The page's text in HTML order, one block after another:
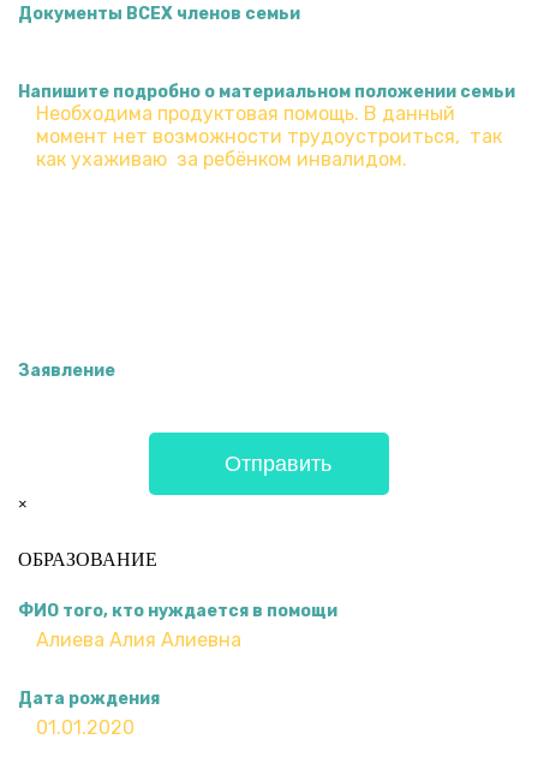
Документы ВСЕХ членов семьи
Напишите подробно о материальном положении семьи
Заявление
×
ОБРАЗОВАНИЕ
ФИО того, кто нуждается в помощи
Дата рождения